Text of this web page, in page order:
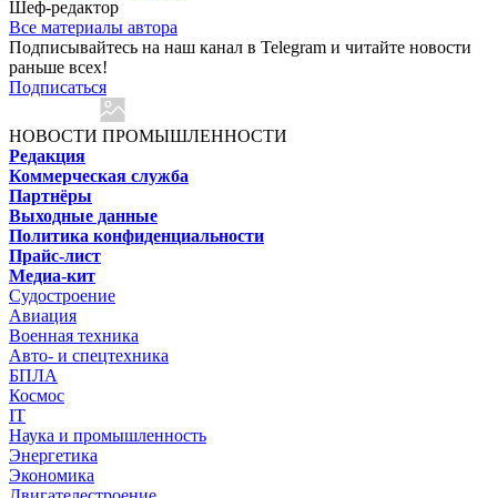
Шеф-редактор
Все материалы автора
Подписывайтесь на наш канал в Telegram и читайте новости
раньше всех!
Подписаться
НОВОСТИ ПРОМЫШЛЕННОСТИ
Редакция
Коммерческая служба
Партнёры
Выходные данные
Политика конфиденциальности
Прайс-лист
Медиа-кит
Судостроение
Авиация
Военная техника
Авто- и спецтехника
БПЛА
Космос
IT
Наука и промышленность
Энергетика
Экономика